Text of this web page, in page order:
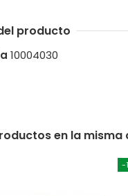
producto
10004030
en la
-